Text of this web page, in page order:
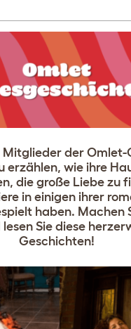
Mitglieder der Omlet-
erzählen, wie ihre
die große Liebe zu
in einigen ihrer
haben. Machen
Sie diese
Geschichten!